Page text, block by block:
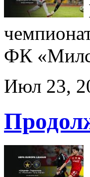
ФК
Июл 23,